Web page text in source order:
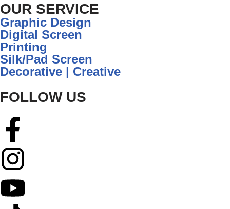
OUR SERVICE
Graphic Design
Digital Screen
Printing
Silk/Pad Screen
Decorative | Creative
FOLLOW US